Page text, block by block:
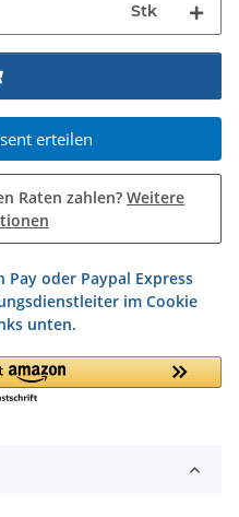
Stk
erteilen
Raten zahlen? Weitere
Pay oder Paypal Express
im Cookie
unten.